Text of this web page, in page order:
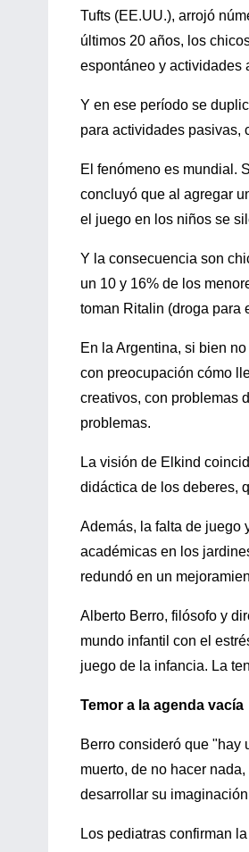
Tufts (EE.UU.), arrojó
últimos 20 años, los
espontáneo y actividades
Y en ese período se
para actividades pasivas,
El fenómeno es mundial.
concluyó que al agregar
el juego en los niños se
Y la consecuencia son
un 10 y 16% de los
toman Ritalin (droga para
En la Argentina, si bien
con preocupación cómo
creativos, con problemas
problemas.
La visión de Elkind
didáctica de los deberes,
Además, la falta de juego
académicas en los
redundó en un
Alberto Berro, filósofo y
mundo infantil con el
juego de la infancia. La
Temor a la agenda vacía
Berro consideró que "hay
muerto, de no hacer
desarrollar su
Los pediatras confirman